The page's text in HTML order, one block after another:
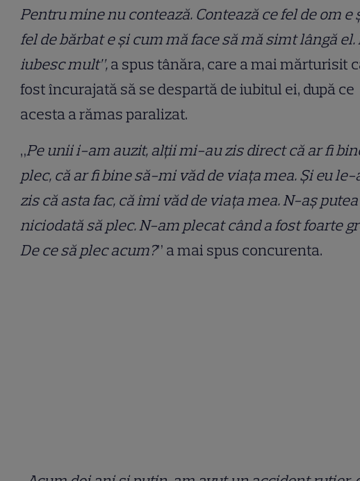
Pentru mine nu contează. Contează ce fel de om e
fel de bărbat e și cum mă face să mă simt lângă el.
iubesc mult”,a spus tânăra, care a mai mărturisit
fost încurajată să se despartă de iubitul ei, după ce
acesta a rămas paralizat.
„Pe unii i-am auzit, alții mi-au zis direct că ar fi
plec, că ar fi bine să-mi văd de viața mea. Și eu
zis că asta fac, că îmi văd de viața mea. N-aș putea
niciodată să plec. N-am plecat când a fost foarte
De ce să plec acum?” a mai spus concurenta.